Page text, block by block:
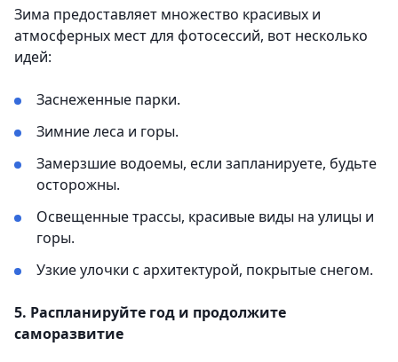
Зима предоставляет множество красивых и
атмосферных мест для фотосессий, вот несколько
идей:
Заснеженные парки.
Зимние леса и горы.
Замерзшие водоемы, если запланируете, будьте
осторожны.
Освещенные трассы, красивые виды на улицы и
горы.
Узкие улочки с архитектурой, покрытые снегом.
5. Распланируйте год и продолжите
саморазвитие